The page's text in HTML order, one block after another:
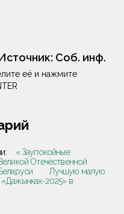
Соб. инф.
её и нажмите
« Заупокойные
Отечественной
Лучшую малую
2025» в